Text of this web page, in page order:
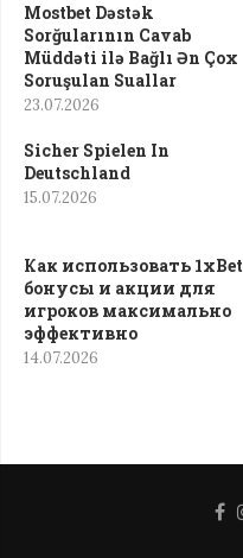
Mostbet Dəstək
Sorğularının Cavab
Müddəti ilə Bağlı Ən Çox
Soruşulan Suallar
23.07.2026
Sicher Spielen In
Deutschland
15.07.2026
Как использовать 1xBet
бонусы и акции для
игроков максимально
эффективно
14.07.2026